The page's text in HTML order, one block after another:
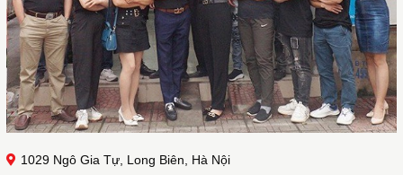
1029 Ngô Gia Tự, Long Biên, Hà Nội